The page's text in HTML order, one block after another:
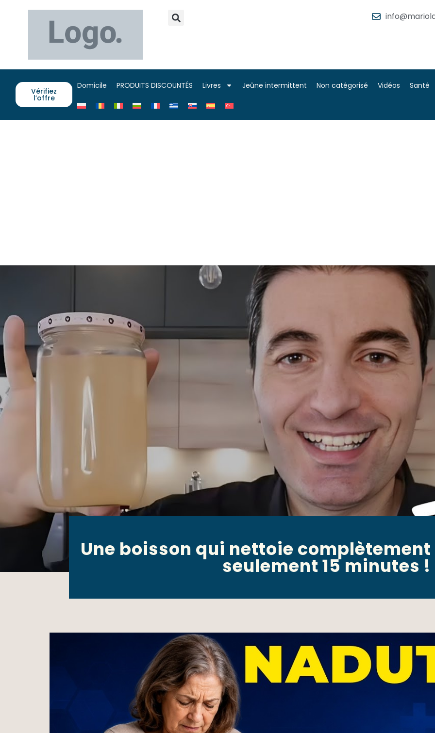
Vérifiez
l’offre
Domicile PRODUITS DISCOUNTÉS Livres Jeûne intermittent Non catégorisé Vidéos Santé
Une boisson qui nettoie
seulement 15 minutes !